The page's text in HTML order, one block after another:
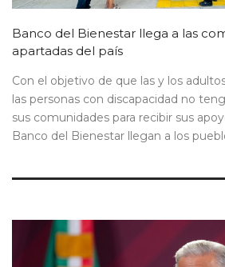
Banco del Bienestar llega a las
apartadas del país
Con el objetivo de que las y los
las personas con discapacidad no
sus comunidades para recibir sus
Banco del Bienestar llegan a los